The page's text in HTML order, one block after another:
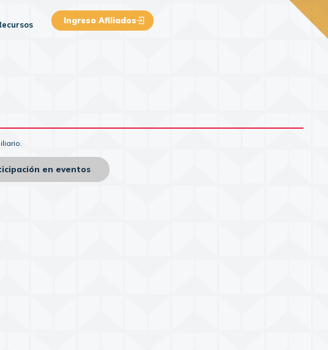
Ingreso Afiliados
en eventos